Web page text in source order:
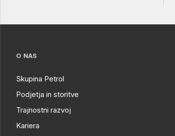
O NAS
Skupina Petrol
Podjetja in storitve
Trajnostni razvoj
Kariera